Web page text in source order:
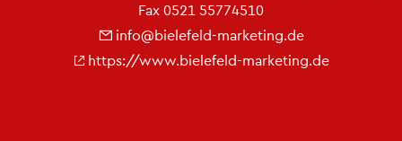
Fax 0521 55774510
info@​bielefeld-​marketing.​de
https://​www.​bielefeld-​marketing.​de